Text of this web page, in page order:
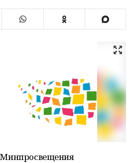
Минпросвещения